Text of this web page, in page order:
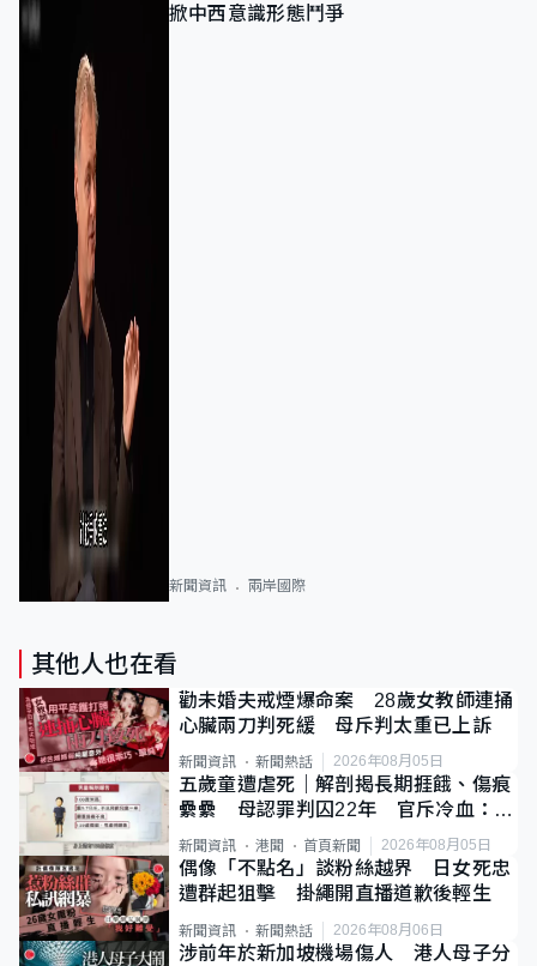
掀中西意識形態鬥爭
新聞資訊 兩岸國際
其他人也在看
勸未婚夫戒煙爆命案 28歲女教師連捅
心臟兩刀判死緩 母斥判太重已上訴
新聞資訊 新聞熱話 2026年08月05日
五歲童遭虐死｜解剖揭長期捱餓、傷痕
纍纍 母認罪判囚22年 官斥冷血：同
類案最惡劣
新聞資訊 港聞 首頁新聞 2026年08月05日
偶像「不點名」談粉絲越界 日女死忠
遭群起狙擊 掛繩開直播道歉後輕生
新聞資訊 新聞熱話 2026年08月06日
涉前年於新加坡機場傷人 港人母子分